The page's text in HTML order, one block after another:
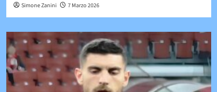
Simone Zanini 7 Marzo 2026